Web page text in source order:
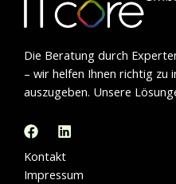
Die Beratung durch
– wir helfen Ihnen richtig zu
auszugeben. Unsere
Kontakt
Impressum